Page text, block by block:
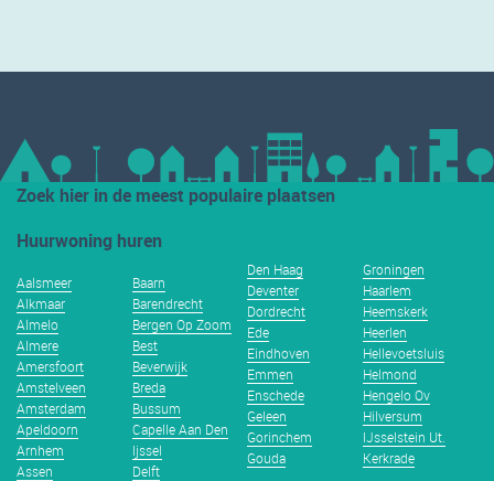
Zoek hier in de meest populaire plaatsen
Huurwoning huren
Aalsmeer
Alkmaar
Almelo
Almere
Amersfoort
Amstelveen
Amsterdam
Apeldoorn
Arnhem
Assen
Baarn
Barendrecht
Bergen Op Zoom
Best
Beverwijk
Breda
Bussum
Capelle Aan Den
Ijssel
Delft
Den Haag
Deventer
Dordrecht
Ede
Eindhoven
Emmen
Enschede
Geleen
Gorinchem
Gouda
Groningen
Haarlem
Heemskerk
Heerlen
Hellevoetsluis
Helmond
Hengelo Ov
Hilversum
IJsselstein Ut.
Kerkrade